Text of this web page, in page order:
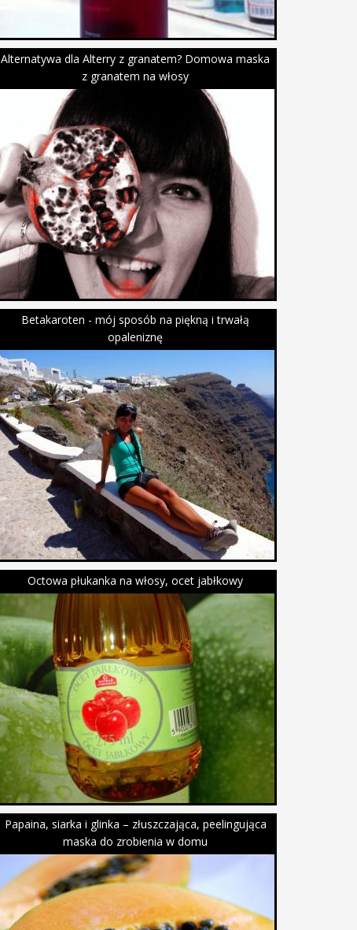
Alternatywa dla Alterry z granatem? Domowa maska
z granatem na włosy
Betakaroten - mój sposób na piękną i trwałą
opaleniznę
Octowa płukanka na włosy, ocet jabłkowy
Papaina, siarka i glinka – złuszczająca, peelingująca
maska do zrobienia w domu